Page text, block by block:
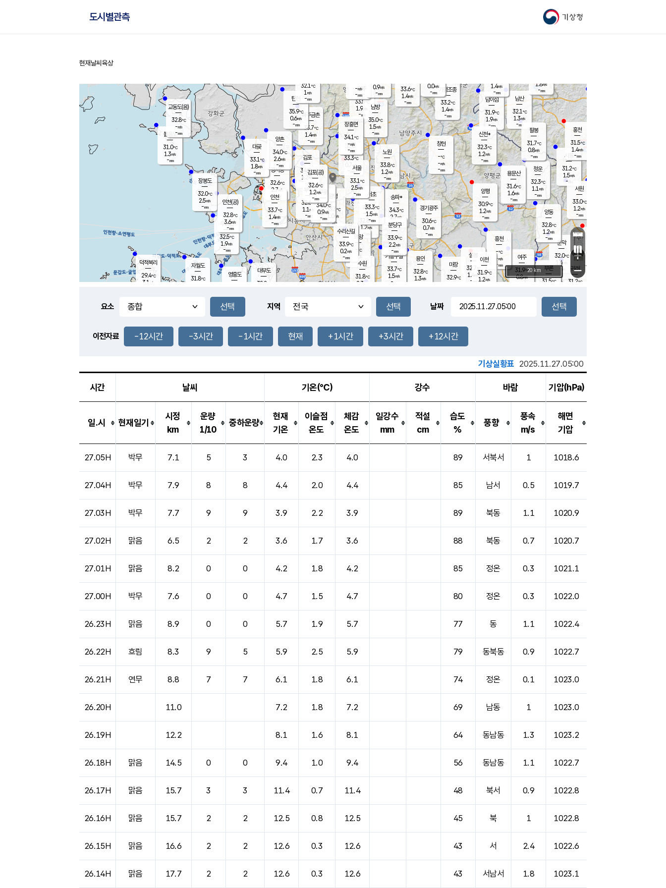
기상청
도시별관측
홈
현재날씨 육상
풍도
1.1m/s
문막
32.0℃
1.4m/s
mm
남이섬
31.9℃
1.9m/s
-mm
무의도
32.5℃
1.9m/s
-mm
영흥도
볼음도
31.0℃
1.3m/s
-mm
자월도
31.8℃
양주
33.5℃
1.9
-mm
부론
31.5℃
과천
32.8℃
1.2m/s
- mm
남산
32.1℃
1.3m/s
-mm
장봉도
32.0℃
2.5m/s
-mm
-mm
청운
32.3℃
1.1 m/s
-mm
팔봉
31.7℃
0.8m/s
-mm
-mm
용인
32.8℃
1.3m/s
여주
31.9℃
0.8m/s
양동
32.8℃
1.2m/s
-mm
경기광주
30.6℃
0.7m/s
-mm
장호원
1.4m/s
-mm
32.2
℃
대부도
32.2
-
경서동
32.6℃
2.7 m/s
-mm
파주금촌
33.7℃
1.4m/s
-mm
가평조종
33.2℃
1.4m/s
-mm
33.6℃
1.4m/s
-mm
대곶
33.1℃
1.8m/s
-mm
신천*
32.3℃
1.2m/s
-mm
창현
-℃
-m/s
-mm
탄현
35.9℃
0.6m/s
-mm
0.0m/s
-mm
33.2℃
2.0m/s
-mm
흥천
-℃
-m/s
-mm
마장
32.9℃
의왕
- ℃
m/s
mm
김포
34.9℃
1.2 m/s
mm
설봉
32.7
1.4 m/s
- mm
광명
33.3 ℃
1.0 m/s
-mm
부천
32.6℃
1.1 m/s
-mm
-mm
양촌
34.0℃
2.6m/s
-mm
구로
34.0℃
0.9m/s
-mm
은평
33.3℃
0.7 m/s
- mm
노원
33.8℃
1.2m/s
-mm
송파*
34.3℃
2.7m/s
-mm
서초
33.3℃
1.5m/s
-mm
남방
35.0℃
1.5m/s
-mm
기흥구갈
33.7℃
1.5m/s
-
수리산길
33.9℃
0.2m/s
-mm
분당구
33.9℃
2.2m/s
-mm
장흥면
34.1℃
-m/s
-mm
-m/s
-mm
시동
31.2℃
1.5m/s
- mm
귀래
31.2℃
서원
33.0℃
1.2m/s
-mm
용문산
31.6℃
1.6m/s
-mm
덕적북리
29.4℃
3.1 m/s
인천(공)
32.8℃
3.6m/s
-mm
김포(공)
32.6℃
1.2m/s
-mm
교동도(음)
32.8℃
-m/s
-mm
홍천
31.5℃
1.4m/s
-mm
이천
31.9℃
1.2m/s
양평
30.9℃
1.2m/s
-mm
수원
31.8℃
2.3 m/s
인천
33.7℃
1.4m/s
-mm
서울
33.1℃
2.5m/s
-mm
1.8m/s
-mm
32.1℃
1 m/s
-mm
0.9m/s
-mm
+
−
20 km
요소 지역 날짜
이전자료 -12시간 -3시간 -1시간 현재 +1시간 +3시간 +12시간
기상실황표 2025.11.27.05:00
시간 날씨 기온(℃) 강수 바람 기압(hPa)
일.시 현재일기
시정
km
운량
1/10
중하운량
현재
기온
이슬점
온도
체감
온도
일강수
mm
적설
cm
습도
%
풍향
풍속
m/s
해면
기압
27.05H 박무 7.1 5 3 4.0 2.3 4.0 89 서북서 1 1018.6
27.04H 박무 7.9 8 8 4.4 2.0 4.4 85 남서 0.5 1019.7
27.03H 박무 7.7 9 9 3.9 2.2 3.9 89 북동 1.1 1020.9
27.02H 맑음 6.5 2 2 3.6 1.7 3.6 88 북동 0.7 1020.7
27.01H 맑음 8.2 0 0 4.2 1.8 4.2 85 정온 0.3 1021.1
27.00H 박무 7.6 0 0 4.7 1.5 4.7 80 정온 0.3 1022.0
26.23H 맑음 8.9 0 0 5.7 1.9 5.7 77 동 1.1 1022.4
26.22H 흐림 8.3 9 5 5.9 2.5 5.9 79 동북동 0.9 1022.7
26.21H 연무 8.8 7 7 6.1 1.8 6.1 74 정온 0.1 1023.0
26.20H 11.0 7.2 1.8 7.2 69 남동 1 1023.0
26.19H 12.2 8.1 1.6 8.1 64 동남동 1.3 1023.2
26.18H 맑음 14.5 0 0 9.4 1.0 9.4 56 동남동 1.1 1022.7
26.17H 맑음 15.7 3 3 11.4 0.7 11.4 48 북서 0.9 1022.8
26.16H 맑음 15.7 2 2 12.5 0.8 12.5 45 북 1 1022.8
26.15H 맑음 16.6 2 2 12.6 0.3 12.6 43 서 2.4 1022.6
26.14H 맑음 17.7 2 2 12.6 0.3 12.6 43 서남서 1.8 1023.1